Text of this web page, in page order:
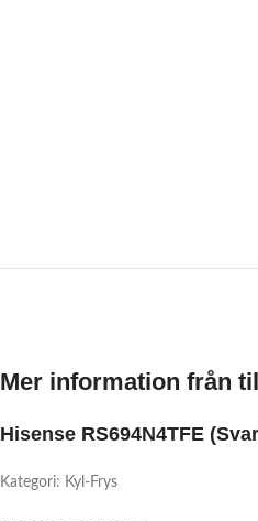
Mer information från
Hisense RS694N4TFE
Kategori: Kyl-Frys